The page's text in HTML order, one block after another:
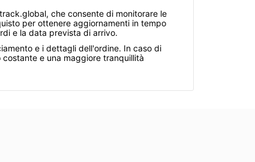
che consente di monitorare le
per ottenere aggiornamenti in tempo
e la data prevista di arrivo.
e i dettagli dell'ordine. In caso di
e una maggiore tranquillità